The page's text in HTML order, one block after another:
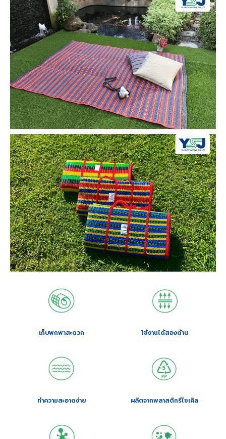
เก็บพกพาสะดวก
ทำความสะอาดง่าย
ใช้งานได้สองด้าน
ผลิตจากพลาสติกรีไซเคิล